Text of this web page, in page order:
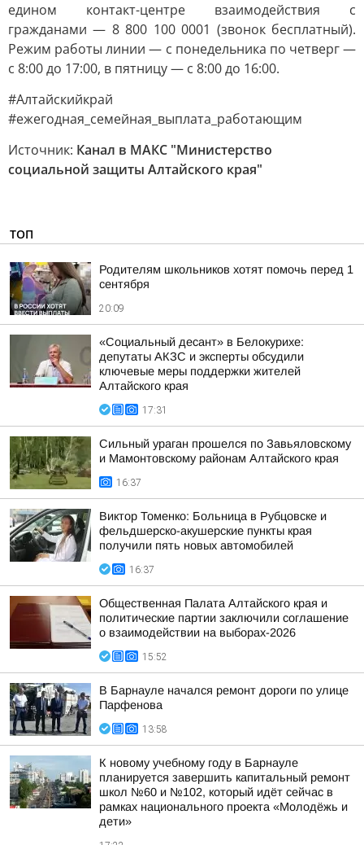
едином контакт-центре взаимодействия с
гражданами — 8 800 100 0001 (звонок бесплатный).
Режим работы линии — с понедельника по четверг —
с 8:00 до 17:00, в пятницу — с 8:00 до 16:00.
#Алтайскийкрай
#ежегодная_семейная_выплата_работающим
Источник: Канал в МАКС "Министерство
социальной защиты Алтайского края"
ТОП
Родителям школьников хотят помочь перед 1
сентября
20:09
«Социальный десант» в Белокурихе:
депутаты АКЗС и эксперты обсудили
ключевые меры поддержки жителей
Алтайского края
17:31
Сильный ураган прошелся по Завьяловскому
и Мамонтовскому районам Алтайского края
16:37
Виктор Томенко: Больница в Рубцовске и
фельдшерско-акушерские пункты края
получили пять новых автомобилей
16:37
Общественная Палата Алтайского края и
политические партии заключили соглашение
о взаимодействии на выборах-2026
15:52
В Барнауле начался ремонт дороги по улице
Парфенова
13:58
К новому учебному году в Барнауле
планируется завершить капитальный ремонт
школ №60 и №102, который идёт сейчас в
рамках национального проекта «Молодёжь и
дети»